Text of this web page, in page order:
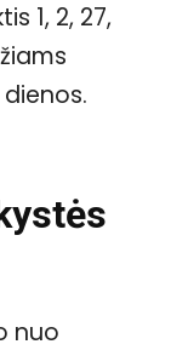
1, 2, 27,
dienos.
nuo